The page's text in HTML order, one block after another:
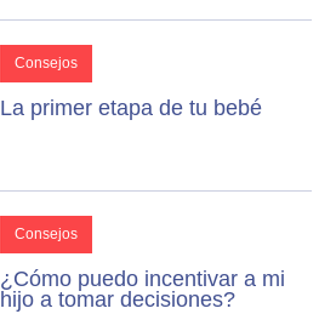
Consejos
La primer etapa de tu bebé
Consejos
¿Cómo puedo incentivar a mi
hijo a tomar decisiones?